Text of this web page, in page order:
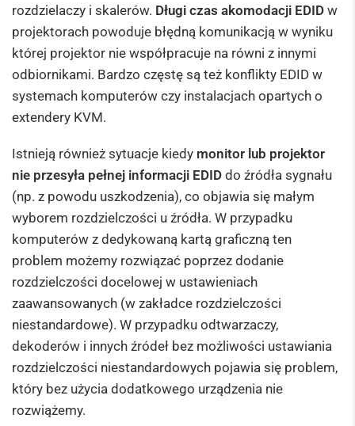
rozdzielaczy i skalerów. Długi czas akomodacji EDID w
projektorach powoduje błędną komunikacją w wyniku
której projektor nie współpracuje na równi z innymi
odbiornikami. Bardzo częstę są też konflikty EDID w
systemach komputerów czy instalacjach opartych o
extendery KVM.
Istnieją również sytuacje kiedy monitor lub projektor
nie przesyła pełnej informacji EDID do źródła sygnału
(np. z powodu uszkodzenia), co objawia się małym
wyborem rozdzielczości u źródła. W przypadku
komputerów z dedykowaną kartą graficzną ten
problem możemy rozwiązać poprzez dodanie
rozdzielczości docelowej w ustawieniach
zaawansowanych (w zakładce rozdzielczości
niestandardowe). W przypadku odtwarzaczy,
dekoderów i innych źródeł bez możliwości ustawiania
rozdzielczości niestandardowych pojawia się problem,
który bez użycia dodatkowego urządzenia nie
rozwiążemy.